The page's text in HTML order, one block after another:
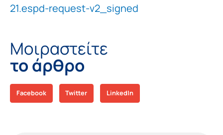
21.espd-request-v2_signed
Μοιραστείτε
το άρθρο
Facebook Twitter LinkedIn